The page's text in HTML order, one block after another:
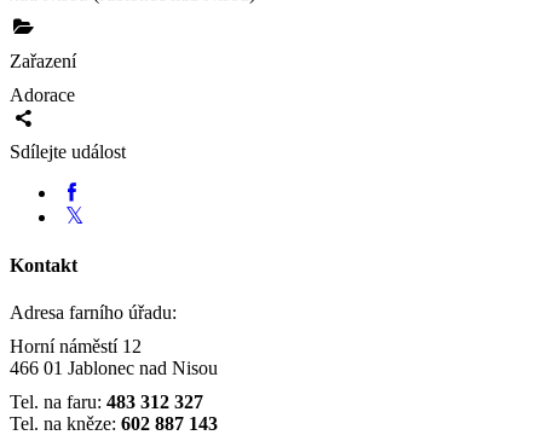
Zařazení
Adorace
Sdílejte událost
Kontakt
Adresa farního úřadu:
Horní náměstí 12
466 01 Jablonec nad Nisou
Tel. na faru: 483 312 327
Tel. na kněze: 602 887 143